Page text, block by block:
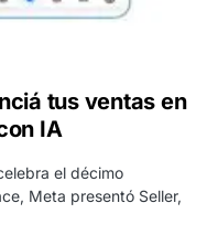
tus ventas en
IA
el décimo
Meta presentó Seller,